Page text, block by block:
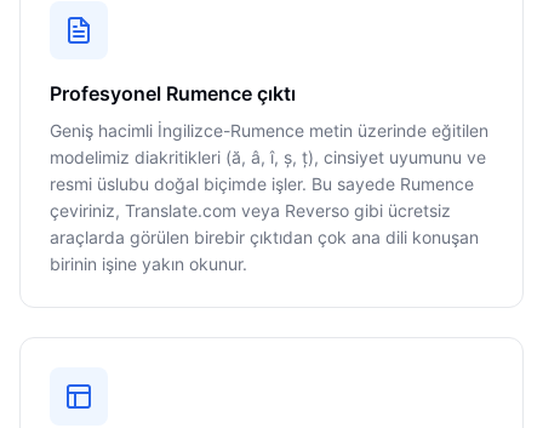
Profesyonel Rumence çıktı
Geniş hacimli İngilizce-Rumence metin üzerinde eğitilen
modelimiz diakritikleri (ă, â, î, ș, ț), cinsiyet uyumunu ve
resmi üslubu doğal biçimde işler. Bu sayede Rumence
çeviriniz, Translate.com veya Reverso gibi ücretsiz
araçlarda görülen birebir çıktıdan çok ana dili konuşan
birinin işine yakın okunur.